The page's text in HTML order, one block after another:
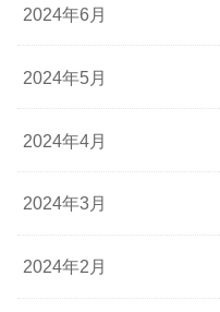
2024年6月
2024年5月
2024年4月
2024年3月
2024年2月